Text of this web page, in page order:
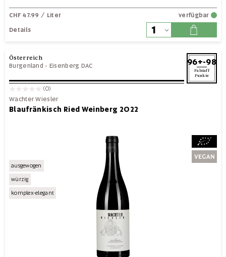
CHF 47.99 / Liter
verfügbar
Details
Österreich
Burgenland - Eisenberg DAC 96+-98
Falstaff
Punkte
(0)
Wachter Wiesler
Blaufränkisch Ried Weinberg 2022
ausgewogen
würzig
komplex-elegant